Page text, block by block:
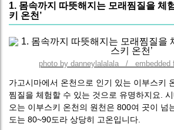
1. 몸속까지 따뜻해지는 모래찜질을 체
키 온천’
photo by danneylalalala / embedded
가고시마에서 온천으로 인기 있는 이부스키
찜질을 체험할 수 있는 것으로 유명하지요.
오는 이부스키 온천의 원천은 800여 곳이 넘
도는 80~90도라 상당히 고온입니다.